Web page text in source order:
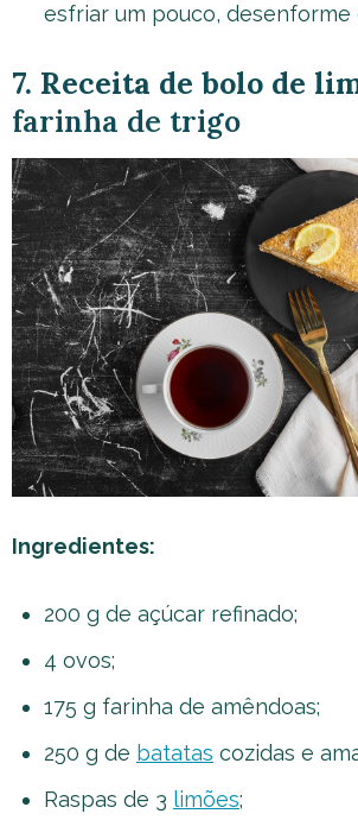
esfriar um pouco, desenforme
7. Receita de bolo de
farinha de trigo
Ingredientes:
200 g de açúcar refinado;
4 ovos;
175 g farinha de amêndoas;
250 g de batatas cozidas e
Raspas de 3 limões;